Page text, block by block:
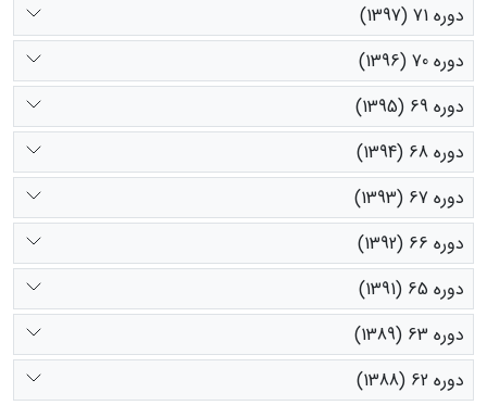
دوره 71 (1397)
دوره 70 (1396)
دوره 69 (1395)
دوره 68 (1394)
دوره 67 (1393)
دوره 66 (1392)
دوره 65 (1391)
دوره 63 (1389)
دوره 62 (1388)